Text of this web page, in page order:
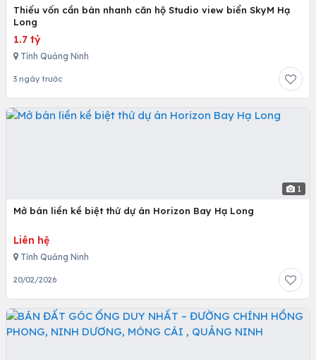
Thiếu vốn cần bán nhanh căn hộ Studio view biển SkyM Hạ
Long
1.7 tỷ
Tỉnh Quảng Ninh
3 ngày trước
1
Mở bán liền kề biệt thứ dự án Horizon Bay Hạ Long
Liên hệ
Tỉnh Quảng Ninh
20/02/2026